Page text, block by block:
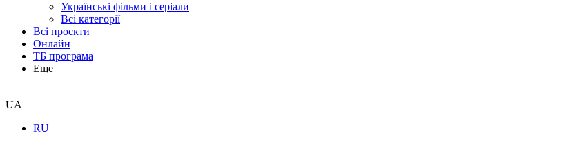
Українські фільми і серіали
Всі категорії
Всі проєкти
Онлайн
ТБ програма
Еще
UA
RU